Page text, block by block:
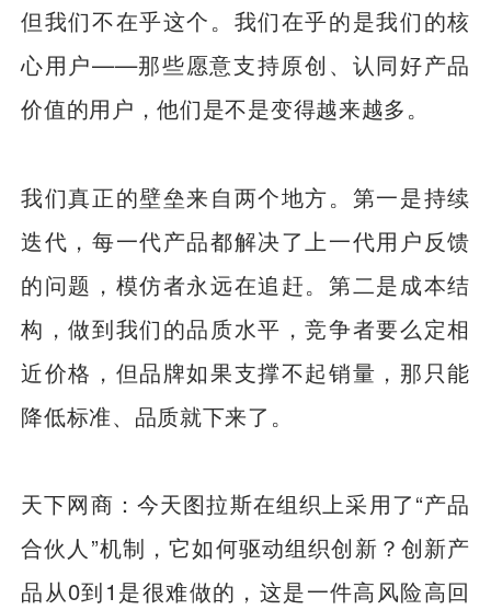
但我们不在乎这个。我们在乎的是我们的核
心用户——那些愿意支持原创、认同好产品
价值的用户，他们是不是变得越来越多。
我们真正的壁垒来自两个地方。第一是持续
迭代，每一代产品都解决了上一代用户反馈
的问题，模仿者永远在追赶。第二是成本结
构，做到我们的品质水平，竞争者要么定相
近价格，但品牌如果支撑不起销量，那只能
降低标准、品质就下来了。
天下网商：今天图拉斯在组织上采用了“产品
合伙人”机制，它如何驱动组织创新？创新产
品从0到1是很难做的，这是一件高风险高回